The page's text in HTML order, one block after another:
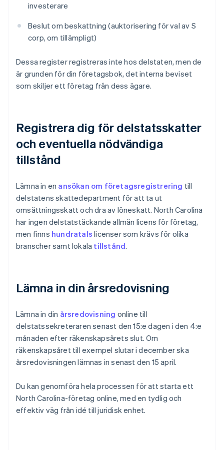
investerare
Beslut om beskattning (auktorisering för val av S
corp, om tillämpligt)
Dessa register registreras inte hos delstaten, men de
är grunden för din företagsbok, det interna beviset
som skiljer ett företag från dess ägare.
Registrera dig för delstatsskatter
och eventuella nödvändiga
tillstånd
Lämna in en ansökan om företagsregistrering till
delstatens skattedepartment för att ta ut
omsättningsskatt och dra av löneskatt. North Carolina
har ingen delstatstäckande allmän licens för företag,
men finns hundratals licenser som krävs för olika
branscher samt lokala tillstånd.
Lämna in din årsredovisning
Lämna in din årsredovisning online till
delstatssekreteraren senast den 15:e dagen i den 4:e
månaden efter räkenskapsårets slut. Om
räkenskapsåret till exempel slutar i december ska
årsredovisningen lämnas in senast den 15 april.
Du kan genomföra hela processen för att starta ett
North Carolina-företag online, med en tydlig och
effektiv väg från idé till juridisk enhet.